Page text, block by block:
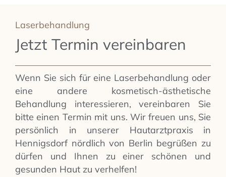
Laserbehandlung
Jetzt Termin vereinbaren
Wenn Sie sich für eine Laserbehandlung oder
eine andere kosmetisch-ästhetische
Behandlung interessieren, vereinbaren Sie
bitte einen Termin mit uns. Wir freuen uns, Sie
persönlich in unserer Hautarztpraxis in
Hennigsdorf nördlich von Berlin begrüßen zu
dürfen und Ihnen zu einer schönen und
gesunden Haut zu verhelfen!